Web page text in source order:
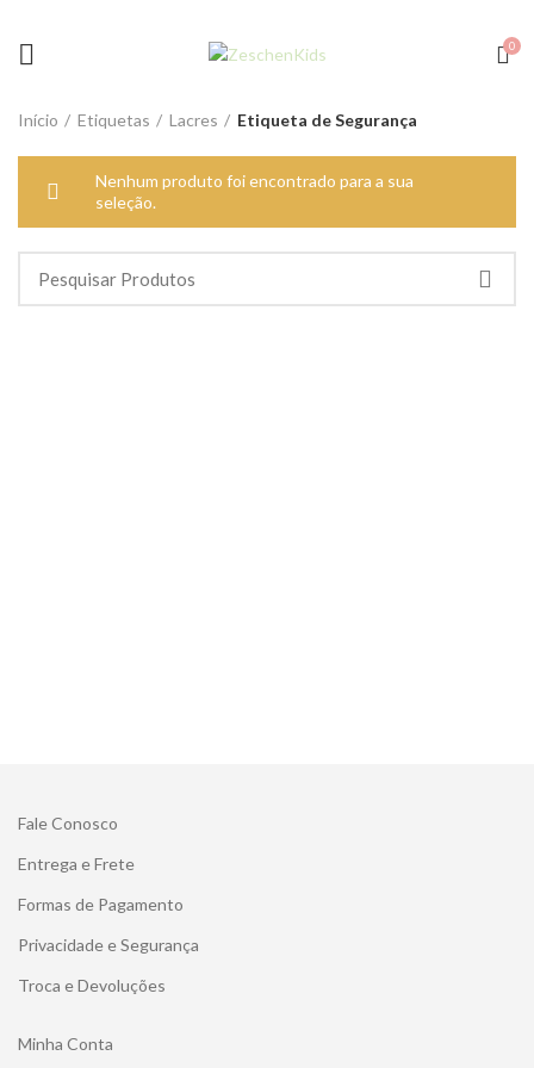
0
Início Etiquetas Lacres Etiqueta de Segurança
Nenhum produto foi encontrado para a sua
seleção.
Fale Conosco
Entrega e Frete
Formas de Pagamento
Privacidade e Segurança
Troca e Devoluções
Minha Conta